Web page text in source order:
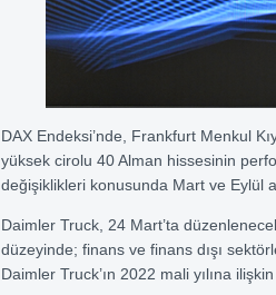
DAX Endeksi’nde, Frankfurt Menkul
yüksek cirolu 40 Alman hissesinin
değişiklikleri konusunda Mart ve Eylül
Daimler Truck, 24 Mart’ta
düzeyinde; finans ve finans dışı
Daimler Truck’ın 2022 mali yılına